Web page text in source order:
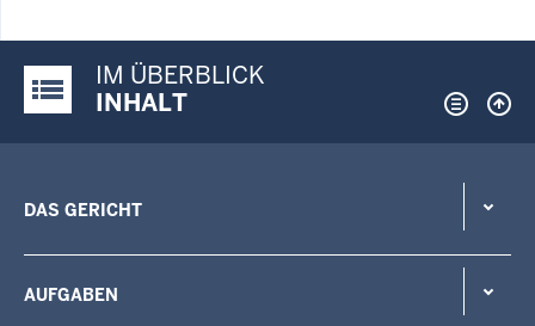
Justiz-Portal im Überblick:
IM ÜBERBLICK
INHALT
DAS GERICHT
AUFGABEN